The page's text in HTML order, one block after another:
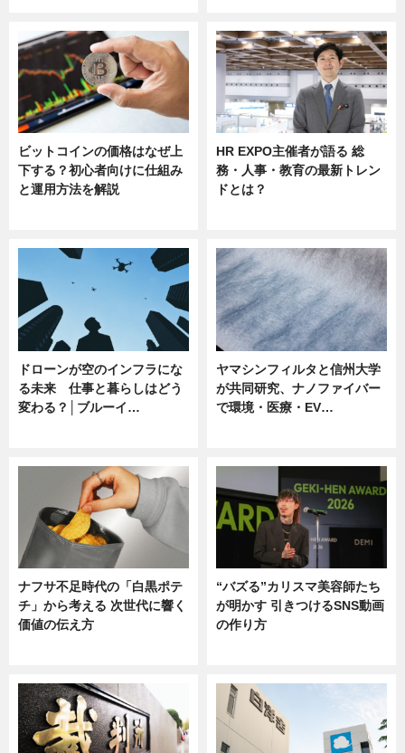
ビットコインの価格はなぜ上
下する？初心者向けに仕組み
と運用方法を解説
HR EXPO主催者が語る 総
務・人事・教育の最新トレン
ドとは？
ドローンが空のインフラにな
る未来 仕事と暮らしはどう
変わる？│ブルーイ…
ヤマシンフィルタと信州大学
が共同研究、ナノファイバー
で環境・医療・EV…
ナフサ不足時代の「白黒ポテ
チ」から考える 次世代に響く
価値の伝え方
“バズる”カリスマ美容師たち
が明かす 引きつけるSNS動画
の作り方